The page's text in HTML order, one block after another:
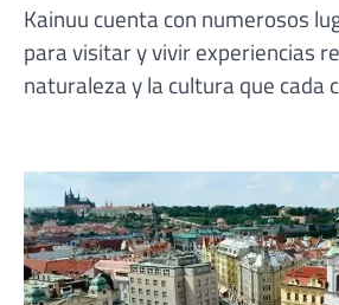
Kainuu cuenta con numerosos
para visitar y vivir experiencias
naturaleza y la cultura que cada